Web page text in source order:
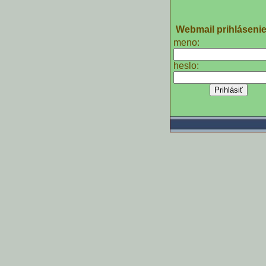
Webmail prihlásenie
meno:
heslo: